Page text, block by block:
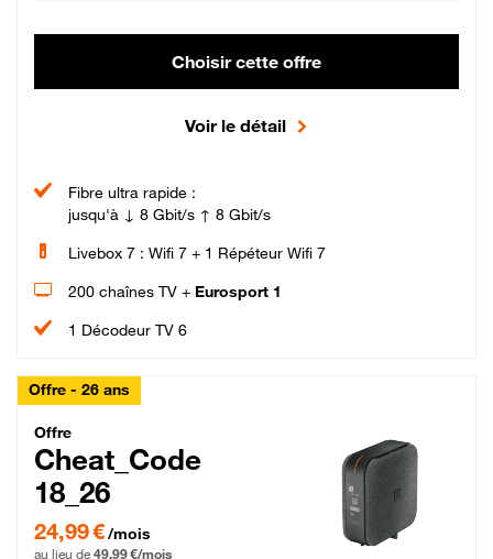
Choisir cette offre
Voir le détail
Fibre ultra rapide :
jusqu'à ↓ 8 Gbit/s ↑ 8 Gbit/s
Livebox 7 : Wifi 7 + 1 Répéteur Wifi 7
200 chaînes TV + Eurosport 1
1 Décodeur TV 6
Offre - 26 ans
Cheat_Code Fibre_18_26
Offre
Cheat_Code
18_26
24,99 € par mois pendant 0 mois puis 49,99 € par mois, Sans engagement
24,99 €/mois
au lieu de 49,99 €/mois